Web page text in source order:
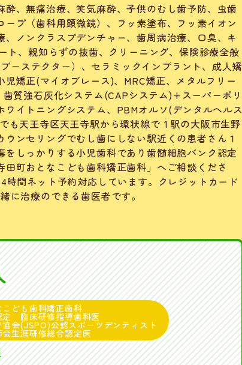
、無痛治療、笑気麻酔、子供のむし歯予防、虫歯
プ（歯科用顕微鏡）、フッ素塗布、フッ素イオン
ノンクラスプデンチャー、歯周病治療、口臭、 キ
ト、親知らずの抜歯、クリーニング、保険診療全般
ーステクター）、セラミックインプラント、成人矯
矯正(マイオブレース)、MRC矯正、メタルフリー
質強石灰化システム(CAPシステム)+スーパーポリ
イトニングシステム、PBMオルソ(デンタルヘルス
も天王寺区天王寺駅から環状線で１駅の大阪市生野
ンセリングでむし歯にしない駅近くの患者さん１
しっかりする小児歯科であり歯髄細胞バンク認定
町おとなこども歯科矯正歯科」へご相談くださ
間ネット予約対応しています。クレジットカード
に治療のできる歯医者です。
ども歯科矯正歯科
定 臨床研修指導歯科医
会(JSPO)公認スポーツデンティスト
会生涯研修総合認定医